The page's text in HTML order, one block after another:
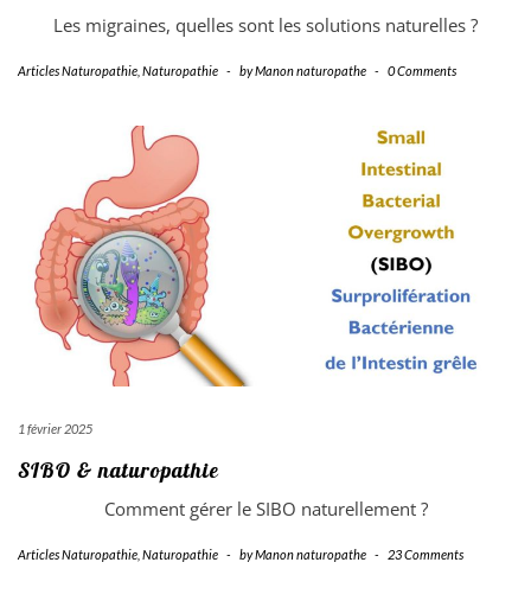
Les migraines, quelles sont les solutions naturelles ?
Articles Naturopathie Naturopathie - byManon naturopathe - 0 Comments
1 février 2025
SIBO & naturopathie
Comment gérer le SIBO naturellement ?
Articles Naturopathie Naturopathie - byManon naturopathe - 23 Comments